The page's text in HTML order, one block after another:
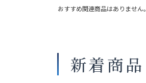
おすすめ関連商品はありません。
新着商品